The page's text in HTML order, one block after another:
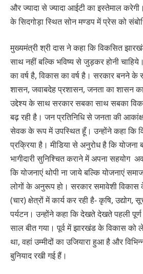
और ज्यादा से ज्यादा आईटी का इस्तेमाल
के सिदगोड़ा स्थित सोन मण्डप में प्रेस को
मुख्यमंत्री श्री दास ने कहा कि विकसित
साथ नहीं बल्कि भविष्य से जुड़कर होनी
का वर्ष है, विकास का वर्ष है। सरकार बनने के
शासन, जवाबदेह प्रशासन, जनता का शासन
उद्देश्य के साथ सरकार सबका साथ सबका
बढ़ रही है। जन प्रतिनिधि से जनता की
सेवक के रूप में उपस्थित हूँ। उन्होंने कहा कि
प्रक्रिया है। मीडिया से अनुरोध है कि योजना
भागीदारी सुनिश्चित कराने में अपना सहयोग
कि योजनाएं थोपी ना जाये बल्कि योजनाएं
लोगों के अनुरूप हो। सरकार समावेशी
(चार) क्षेत्रों में कार्य कर रही है- कृषि, उद्योग,
पर्यटन। उन्होंने कहा कि देखते देखते पहली
साल बीत गया। पूर्व में झारखंड के विकास को
था, वहां उम्मीदों का उजियारा हुआ है और
बुनियाद रखी गई हैं।